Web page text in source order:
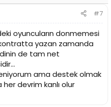
#7
oyuncuların donmemesi
yazan zamanda
de tam net
ama destek olmak
devrim kanlı olur